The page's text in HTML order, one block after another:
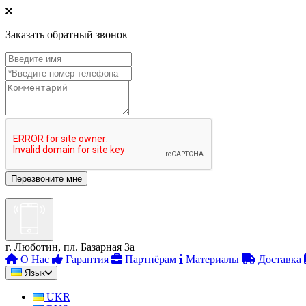
Заказать обратный звонок
г. Люботин, пл. Базарная 3а
О Нас
Гарантия Партнёрам Материалы Доставка
Язык
UKR